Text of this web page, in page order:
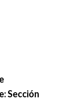
Sección